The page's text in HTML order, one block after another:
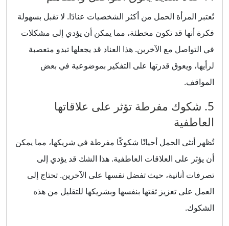
تُعتبر المرأة الحمل من أكثر الشخصيات عنادًا. لا تقبل بسهولة
فكرة أنها قد تكون مخطئة، مما يمكن أن يؤدي إلى مشكلات
في التواصل مع الآخرين. هذا العناد قد يجعلها تبدو متعصبة
لرأيها، ويعوق قدرتها على التفكير بموضوعية في بعض
المواقف.
5. شكوك مفرطة تؤثر على علاقاتها
العاطفية
تُظهر أنثى الحمل أحيانًا شكوكًا مفرطة في شريكها، مما يمكن
أن يؤثر على العلاقات العاطفية. هذا الشك قد يؤدي إلى
تصرفات أنانية، حيث تفضل نفسها على الآخرين. تحتاج إلى
العمل على تعزيز ثقتها بنفسها وبشريكها للتقليل من هذه
الشكوك.